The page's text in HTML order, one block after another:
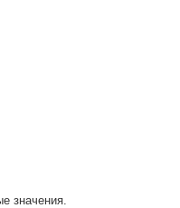
значения.